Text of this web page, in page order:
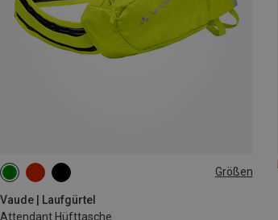
Größen
Vaude | Laufgürtel
Attendant Hüfttasche
1L